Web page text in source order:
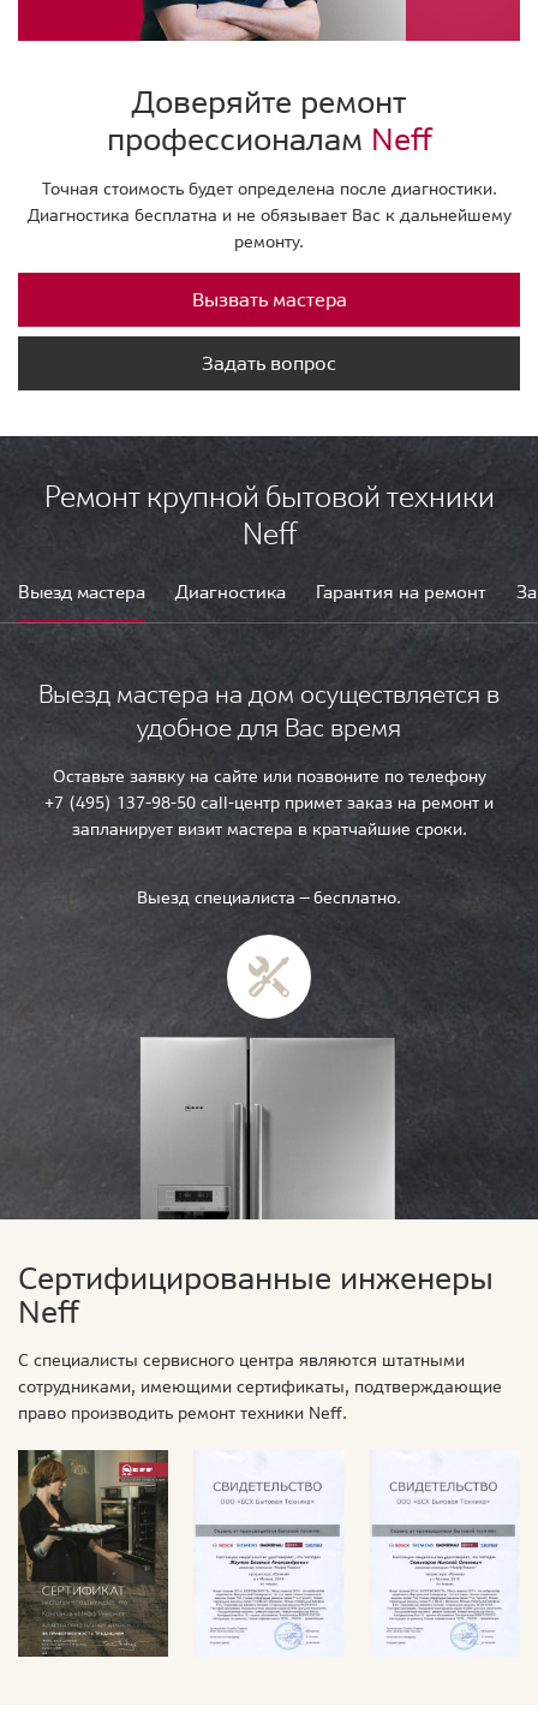
Доверяйте ремонт
профессионалам Neff
Точная стоимость будет определена после диагностики.
Диагностика бесплатна и не обязывает Вас к дальнейшему
ремонту.
Вызвать мастера
Задать вопрос
Ремонт крупной бытовой техники
Neff
Выезд мастера Диагностика Гарантия на ремонт
Выезд мастера на дом осуществляется в
удобное для Вас время
Оставьте заявку на сайте или позвоните по телефону
+7 (495) 137-98-50 call-центр примет заказ на ремонт и
запланирует визит мастера в кратчайшие сроки.
Выезд специалиста — бесплатно.
Сертифицированные инженеры
Neff
С специалисты сервисного центра являются штатными
сотрудниками, имеющими сертификаты, подтверждающие
право производить ремонт техники Neff.